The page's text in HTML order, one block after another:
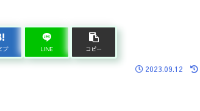
ブ LINE コピー
2023.09.12